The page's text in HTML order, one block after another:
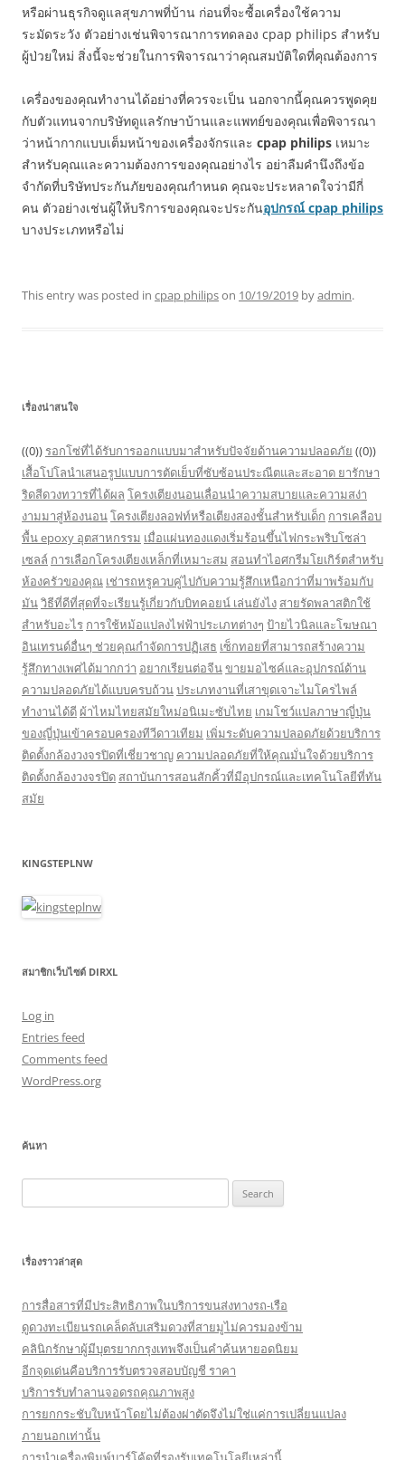
หรือผ่านธุรกิจดูแลสุขภาพที่บ้าน ก่อนที่จะซื้อเครื่องใช้ความ
ระมัดระวัง ตัวอย่างเช่นพิจารณาการทดลอง cpap philips สำหรับ
ผู้ป่วยใหม่ สิ่งนี้จะช่วยในการพิจารณาว่าคุณสมบัติใดที่คุณต้องการ
เครื่องของคุณทำงานได้อย่างที่ควรจะเป็น นอกจากนี้คุณควรพูดคุย
กับตัวแทนจากบริษัทดูแลรักษาบ้านและแพทย์ของคุณเพื่อพิจารณา
ว่าหน้ากากแบบเต็มหน้าของเครื่องจักรและ cpap philips เหมาะ
สำหรับคุณและความต้องการของคุณอย่างไร อย่าลืมคำนึงถึงข้อ
จำกัดที่บริษัทประกันภัยของคุณกำหนด คุณจะประหลาดใจว่ามีกี่
คน ตัวอย่างเช่นผู้ให้บริการของคุณจะประกันอุปกรณ์ cpap philips
บางประเภทหรือไม่
This entry was posted in cpap philipson 10/19/2019 byadmin.
เรื่องน่าสนใจ
((0)) รอกโซ่ที่ได้รับการออกแบบมาสำหรับปัจจัยด้านความปลอดภัย ((0))
เสื้อโปโลนำเสนอรูปแบบการตัดเย็บที่ซับซ้อนประณีตและสะอาด ยารักษา
ริดสีดวงทวารที่ได้ผล โครงเตียงนอนเลื่อนนำความสบายและความสง่า
งามมาสู่ห้องนอนโครงเตียงลอฟท์หรือเตียงสองชั้นสำหรับเด็ก การเคลือบ
พื้น epoxy อุตสาหกรรม เมื่อแผ่นทองแดงเริ่มร้อนขึ้นไฟกระพริบโซล่า
เซลล์ การเลือกโครงเตียงเหล็กที่เหมาะสม สอนทำไอศกรีมโยเกิร์ตสำหรับ
ห้องครัวของคุณ เช่ารถหรูควบคู่ไปกับความรู้สึกเหนือกว่าที่มาพร้อมกับ
มันวิธีที่ดีที่สุดที่จะเรียนรู้เกี่ยวกับบิทคอยน์ เล่นยังไง สายรัดพลาสติกใช้
สำหรับอะไร การใช้หม้อแปลงไฟฟ้าประเภทต่างๆ ป้ายไวนิลและโฆษณา
อินเทรนด์อื่นๆ ช่วยคุณกำจัดการปฏิเสธ เซ็กทอยที่สามารถสร้างความ
รู้สึกทางเพศได้มากกว่า อยากเรียนต่อจีนขายมอไซค์และอุปกรณ์ด้าน
ความปลอดภัยได้แบบครบถ้วนประเภทงานที่เสาขุดเจาะไมโครไพล์
ทำงานได้ดี ผ้าไหมไทยสมัยใหม่อนิเมะซับไทย เกมโชว์แปลภาษาญี่ปุ่น
ของญี่ปุ่นเข้าครอบครองทีวีดาวเทียม เพิ่มระดับความปลอดภัยด้วยบริการ
ติดตั้งกล้องวงจรปิดที่เชี่ยวชาญ ความปลอดภัยที่ให้คุณมั่นใจด้วยบริการ
ติดตั้งกล้องวงจรปิด สถาบันการสอนสักคิ้วที่มีอุปกรณ์และเทคโนโลยีที่ทัน
สมัย
KINGSTEPLNW
สมาชิกเว็บไซต์ DIRXL
Log in
Entries feed
Comments feed
WordPress.org
ค้นหา
for:
เรื่องราวล่าสุด
การสื่อสารที่มีประสิทธิภาพในบริการขนส่งทางรถ-เรือ
ดูดวงทะเบียนรถเคล็ดลับเสริมดวงที่สายมูไม่ควรมองข้าม
คลินิกรักษาผู้มีบุตรยากกรุงเทพจึงเป็นคำค้นหายอดนิยม
อีกจุดเด่นคือบริการรับตรวจสอบบัญชี ราคา
บริการรับทำลานจอดรถคุณภาพสูง
การยกกระชับใบหน้าโดยไม่ต้องผ่าตัดจึงไม่ใช่แค่การเปลี่ยนแปลง
ภายนอกเท่านั้น